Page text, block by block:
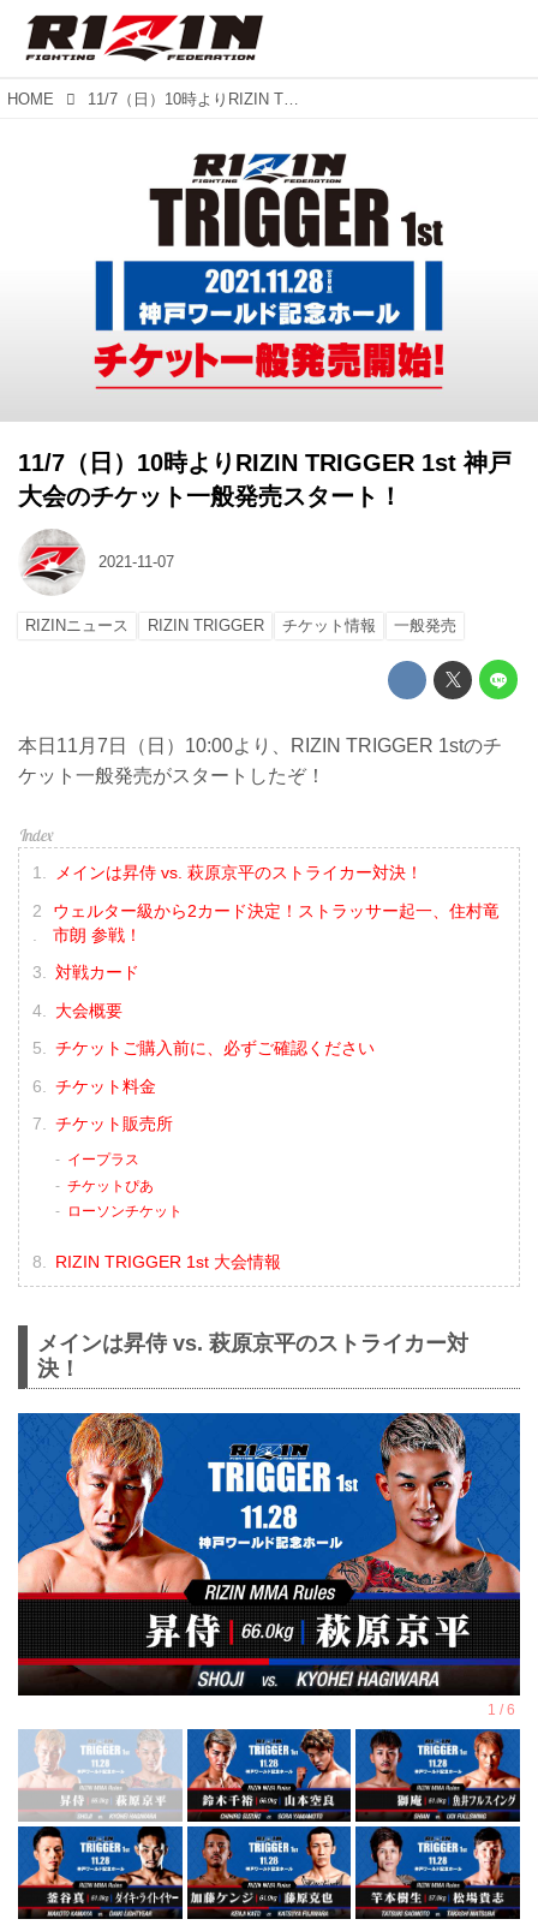
HOME 11/7（日）10時よりRIZIN TRIGGER 1st 神戸大会のチケット一般発売スタート！
11/7（日）10時よりRIZIN TRIGGER 1st 神戸
大会のチケット一般発売スタート！
2021-11-07
RIZINニュース RIZIN TRIGGER チケット情報 一般発売
本日11月7日（日）10:00より、RIZIN TRIGGER 1stのチ
ケット一般発売がスタートしたぞ！
メインは昇侍 vs. 萩原京平のストライカー対決！
ウェルター級から2カード決定！ストラッサー起一、住村竜
市朗 参戦！
対戦カード
大会概要
チケットご購入前に、必ずご確認ください
チケット料金
チケット販売所
イープラス
チケットぴあ
ローソンチケット
RIZIN TRIGGER 1st 大会情報
メインは昇侍 vs. 萩原京平のストライカー対
決！